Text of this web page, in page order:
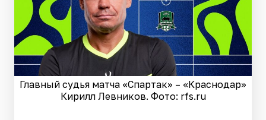
Главный судья матча «Спартак» – «Краснодар»
Кирилл Левников. Фото: rfs.ru